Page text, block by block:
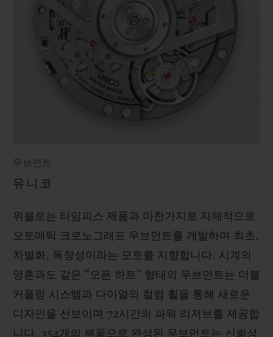
무브먼트
유니코
위블로는 타임피스 제품과 마찬가지로 자체적으로
오토매틱 크로노그래프 무브먼트를 개발하며 최초,
차별화, 독창성이라는 모토를 지향합니다. 시계의
영혼과도 같은 “오픈 하트” 형태의 무브먼트는 더블
커플링 시스템과 다이얼의 컬럼 휠을 통해 새로운
디자인을 선보이며 72시간의 파워 리저브를 제공합
니다. 354개의 부품으로 완성된 무브먼트는 신뢰성